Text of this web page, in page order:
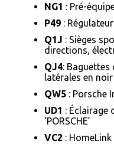
NG1 : Pré-
P49 :
Q1J : Sièges
directions,
QJ4:
latérales en
QW5 : Porsche
UD1 : Éclairage
‘PORSCHE’
VC2 :